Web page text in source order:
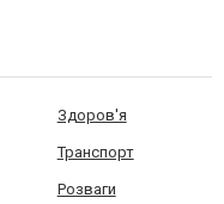
Здоров'я
Транспорт
Розваги